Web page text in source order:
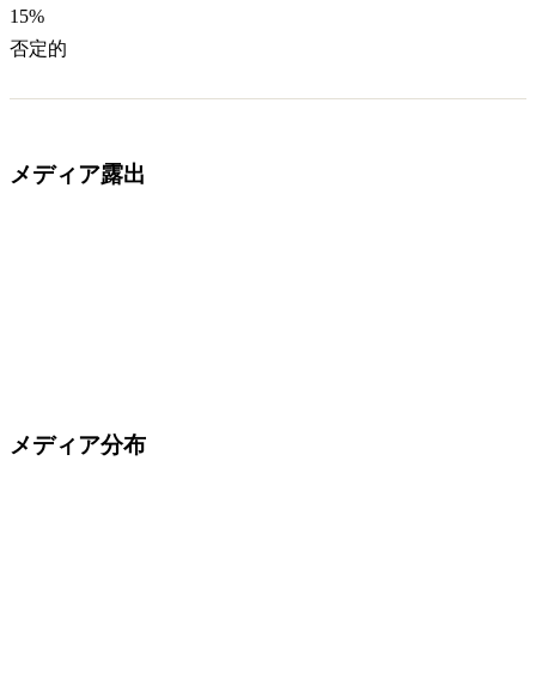
15%
否定的
メディア露出
メディア分布